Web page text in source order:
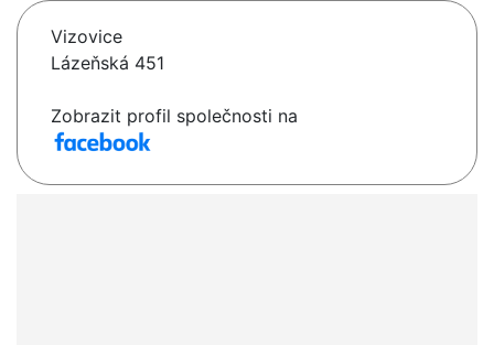
Vizovice
Lázeňská 451
Zobrazit profil společnosti na